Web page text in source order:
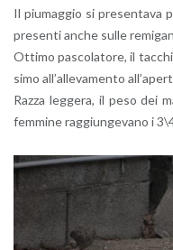
Il piu­mag­gio si pre­sen­ta­va
pre­sen­ti anche sulle
Ot­ti­mo pa­sco­la­to­re, il
si­mo al­l’al­le­va­men­to
Razza leg­ge­ra, il peso dei
fem­mi­ne rag­giun­ge­va­no i